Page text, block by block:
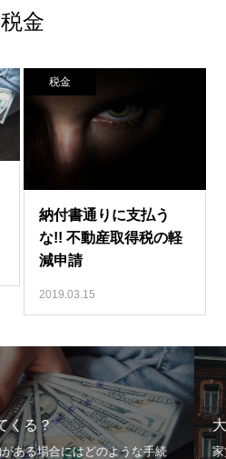
税金
税金
2019.03.15
大家さん、そんな事しち